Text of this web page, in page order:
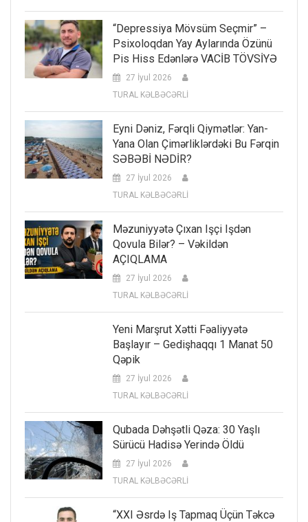
“Depressiya Mövsüm Seçmir” –
Psixoloqdan Yay Aylarında Özünü
Pis Hiss Edənlərə VACİB TÖVSİYƏ
27 İyul 2026
TURAL KƏLBƏCƏRLİ
Eyni Dəniz, Fərqli Qiymətlər: Yan-
Yana Olan Çimərliklərdəki Bu Fərqin
SƏBƏBİ NƏDİR?
27 İyul 2026
TURAL KƏLBƏCƏRLİ
Məzuniyyətə Çıxan Işçi Işdən
Qovula Bilər? – Vəkildən
AÇIQLAMA
27 İyul 2026
TURAL KƏLBƏCƏRLİ
Yeni Marşrut Xətti Fəaliyyətə
Başlayır – Gedişhaqqı 1 Manat 50
Qəpik
27 İyul 2026
TURAL KƏLBƏCƏRLİ
Qubada Dəhşətli Qəza: 30 Yaşlı
Sürücü Hadisə Yerində Öldü
27 İyul 2026
TURAL KƏLBƏCƏRLİ
“XXI Əsrdə Iş Tapmaq Üçün Təkcə